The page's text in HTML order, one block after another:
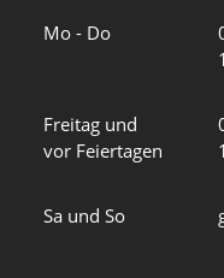
Mo - Do
Freitag und
vor Feiertagen
Sa und So